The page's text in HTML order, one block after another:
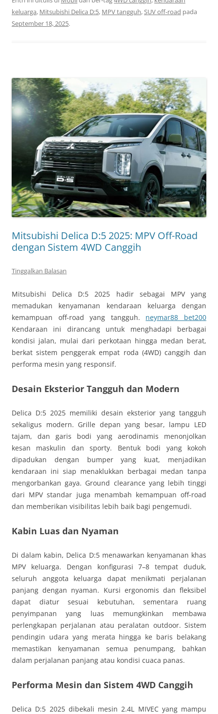
keluarga, Mitsubishi Delica D:5, MPV tangguh,SUV off-road pada
September 18, 2025.
Mitsubishi Delica D:5 2025: MPV Off-Road
dengan Sistem 4WD Canggih
Tinggalkan Balasan
Mitsubishi Delica D:5 2025 hadir sebagai MPV yang
memadukan kenyamanan kendaraan keluarga dengan
kemampuan off-road yang tangguh. neymar88 bet200
Kendaraan ini dirancang untuk menghadapi berbagai
kondisi jalan, mulai dari perkotaan hingga medan berat,
berkat sistem penggerak empat roda (4WD) canggih dan
performa mesin yang responsif.
Desain Eksterior Tangguh dan Modern
Delica D:5 2025 memiliki desain eksterior yang tangguh
sekaligus modern. Grille depan yang besar, lampu LED
tajam, dan garis bodi yang aerodinamis menonjolkan
kesan maskulin dan sporty. Bentuk bodi yang kokoh
dipadukan dengan bumper yang kuat, menjadikan
kendaraan ini siap menaklukkan berbagai medan tanpa
mengorbankan gaya. Ground clearance yang lebih tinggi
dari MPV standar juga menambah kemampuan off-road
dan memberikan visibilitas lebih baik bagi pengemudi.
Kabin Luas dan Nyaman
Di dalam kabin, Delica D:5 menawarkan kenyamanan khas
MPV keluarga. Dengan konfigurasi 7–8 tempat duduk,
seluruh anggota keluarga dapat menikmati perjalanan
panjang dengan nyaman. Kursi ergonomis dan fleksibel
dapat diatur sesuai kebutuhan, sementara ruang
penyimpanan yang luas memungkinkan membawa
perlengkapan perjalanan atau peralatan outdoor. Sistem
pendingin udara yang merata hingga ke baris belakang
memastikan kenyamanan semua penumpang, bahkan
dalam perjalanan panjang atau kondisi cuaca panas.
Performa Mesin dan Sistem 4WD Canggih
Delica D:5 2025 dibekali mesin 2.4L MIVEC yang mampu